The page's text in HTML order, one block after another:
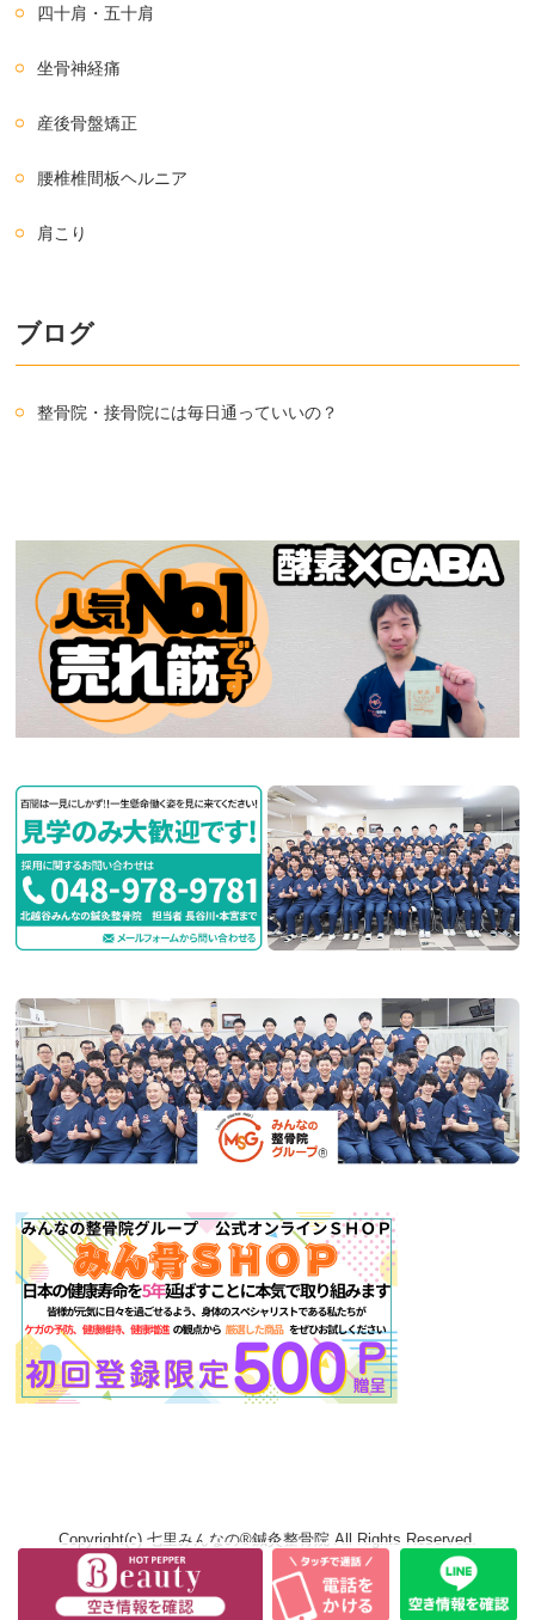
四十肩・五十肩
坐骨神経痛
産後骨盤矯正
腰椎椎間板ヘルニア
肩こり
ブログ
整骨院・接骨院には毎日通っていいの？
Copyright(c) 七里みんなの®鍼灸整骨院 All Rights Reserved.